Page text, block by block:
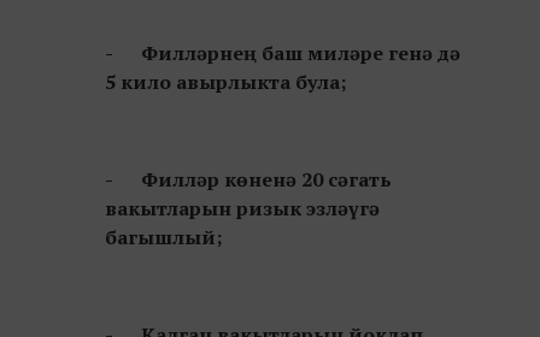
- Филләрнең баш миләре генә дә
5 кило авырлыкта була;
- Филләр көненә 20 сәгать
вакытларын ризык эзләүгә
багышлый;